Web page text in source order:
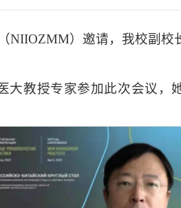
2 3
NIIOZMM）邀请，我校副
大教授专家参加此次会议